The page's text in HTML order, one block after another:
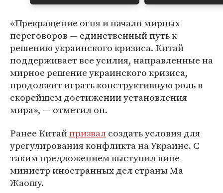
«Прекращение огня и начало мирных
переговоров — единственный путь к
решению украинского кризиса. Китай
поддерживает все усилия, направленные на
мирное решение украинского кризиса,
продолжит играть конструктивную роль в
скорейшем достижении установления
мира», — отметил он.
Ранее Китайпризвалсоздать условия для
урегулирования конфликта на Украине. С
таким предложением выступил вице-
министр иностранных дел страны Ма
Жаошу.